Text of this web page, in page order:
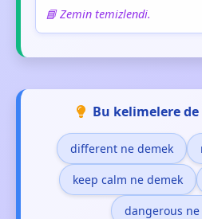
📘 Zemin temizlendi.
Bu kelimelere
different ne demek
keep calm ne demek
dangerous